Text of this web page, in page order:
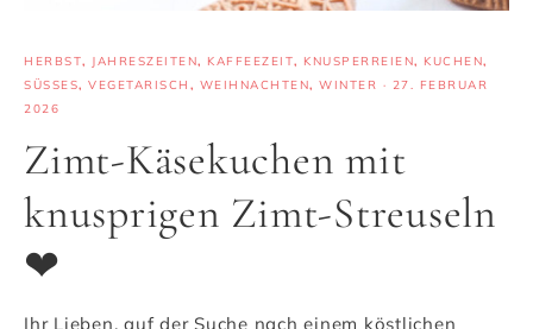
HERBST, JAHRESZEITEN, KAFFEEZEIT, KNUSPERREIEN, KUCHEN,
SÜSSES
, VEGETARISCH , WEIHNACHTEN, WINTER · 27. FEBRUAR
2026
Zimt-Käsekuchen mit
knusprigen Zimt-Streuseln
❤
Ihr Lieben, auf der Suche nach einem köstlichen